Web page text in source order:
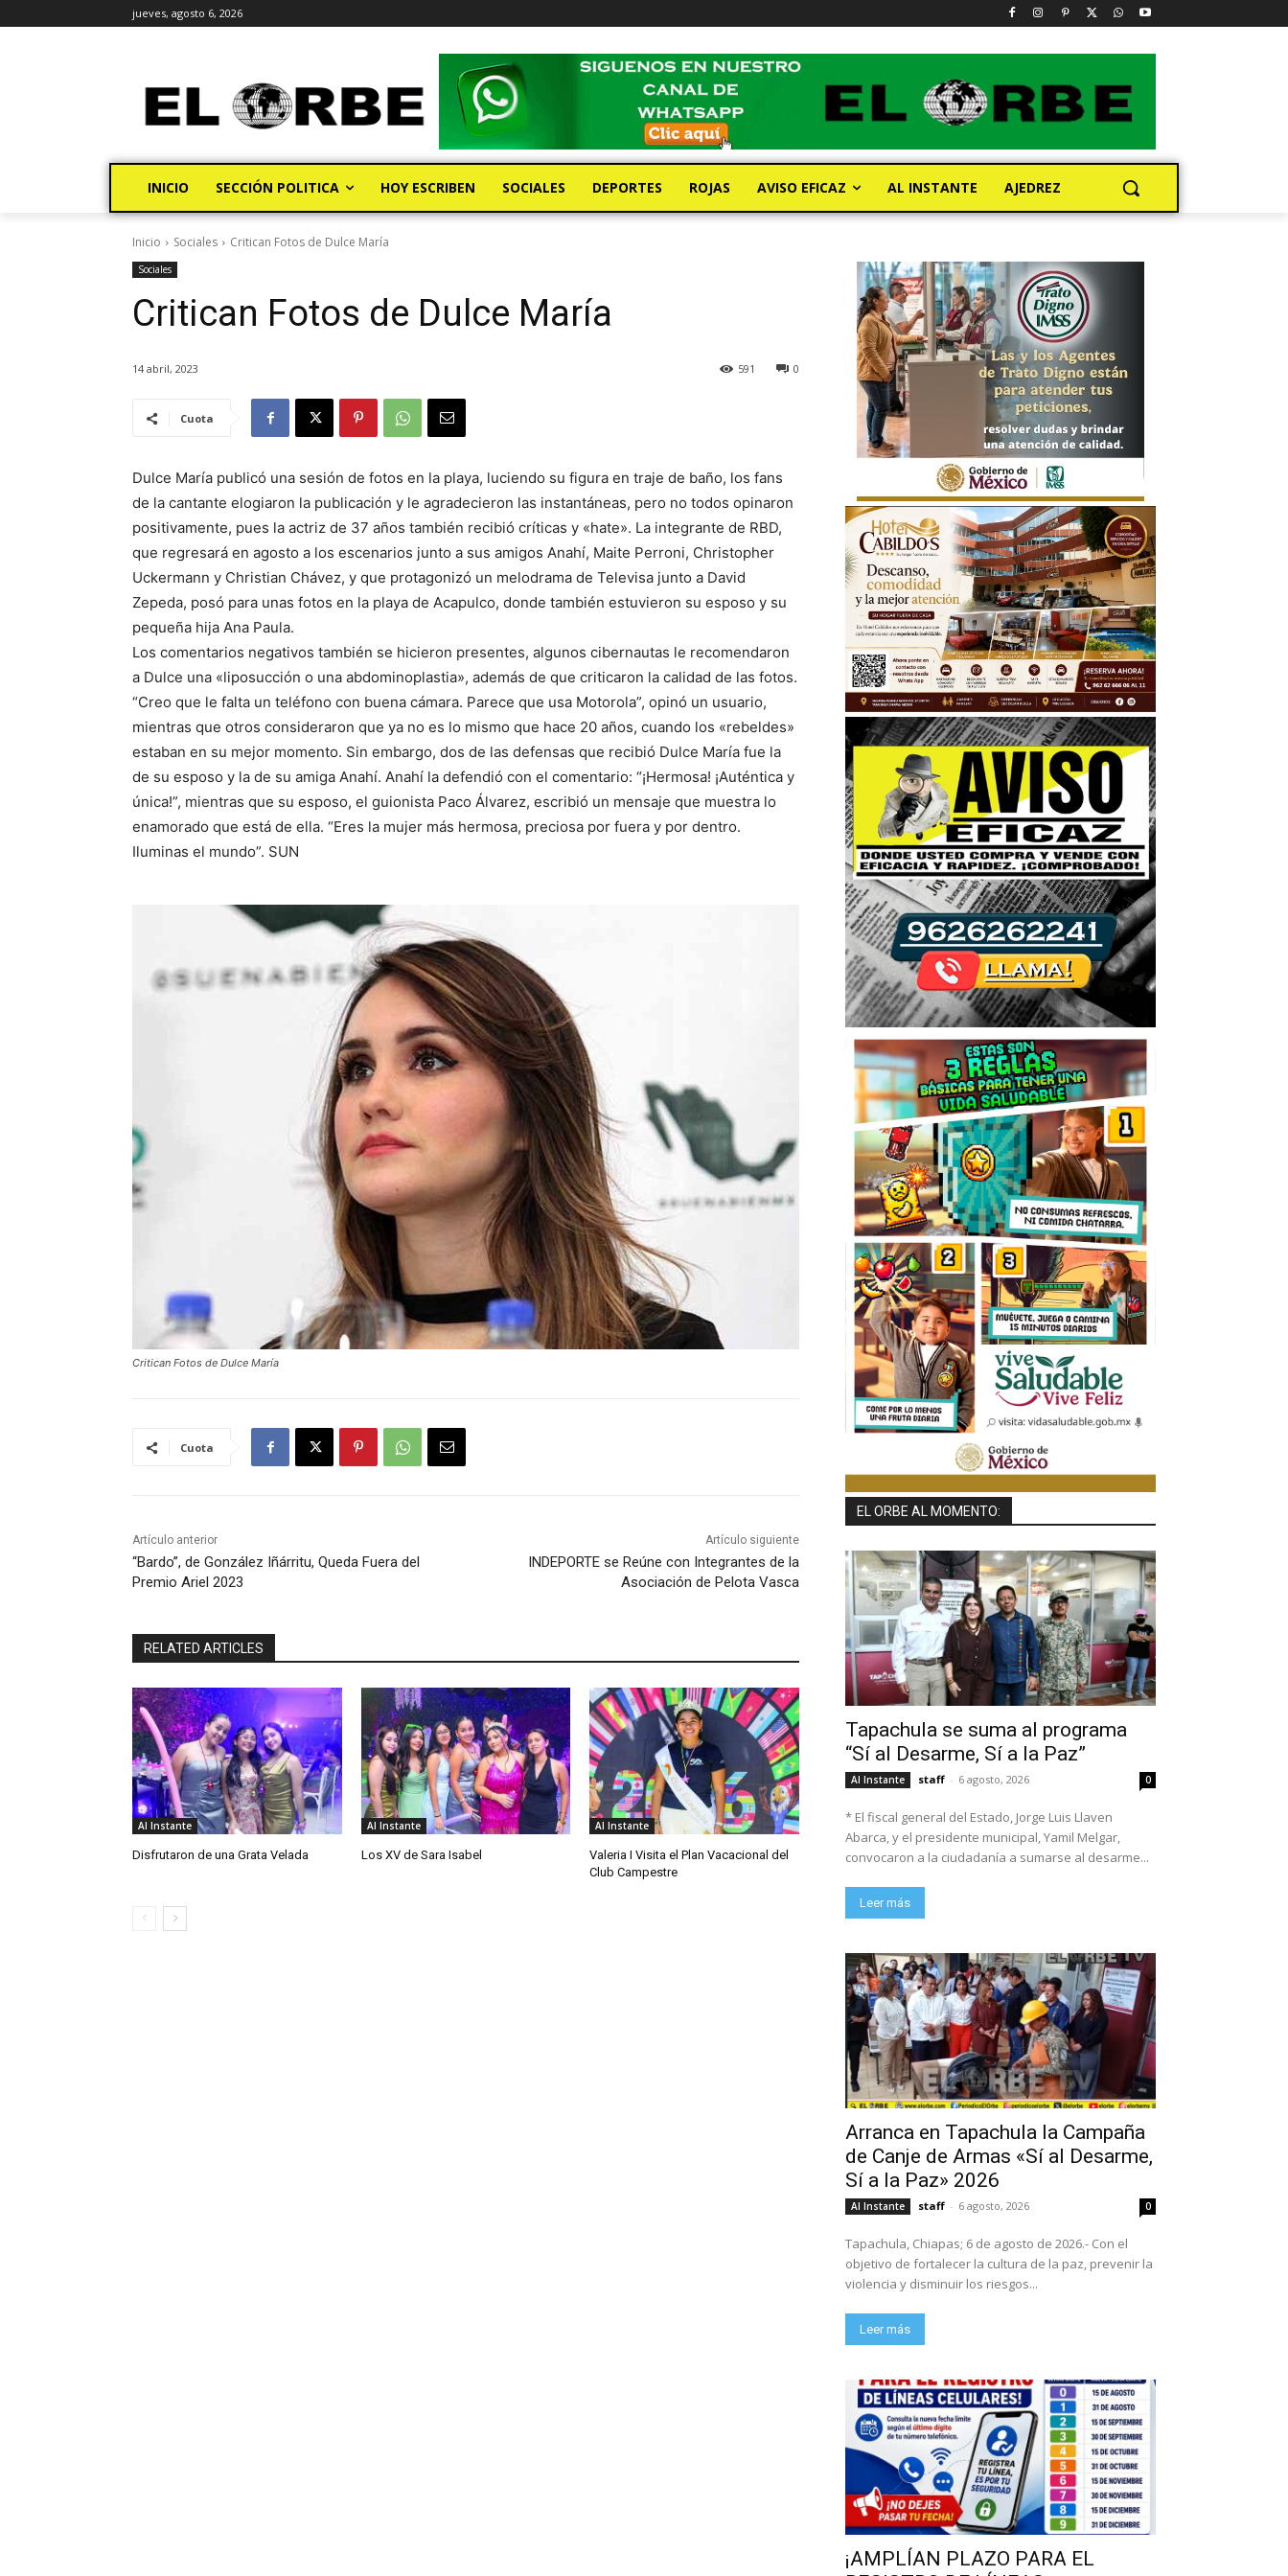
jueves, agosto 6, 2026
INICIO SECCIÓN POLITICA HOY ESCRIBEN SOCIALES DEPORTES ROJAS AVISO EFICAZ AL INSTANTE AJEDREZ
Inicio Sociales Critican Fotos de Dulce María
Sociales
Critican Fotos de Dulce María
14 abril, 2023 0
591
Cuota
Dulce María publicó una sesión de fotos en la playa, luciendo su figura en traje de baño, los fans
de la cantante elogiaron la publicación y le agradecieron las instantáneas, pero no todos opinaron
positivamente, pues la actriz de 37 años también recibió críticas y «hate». La integrante de RBD,
que regresará en agosto a los escenarios junto a sus amigos Anahí, Maite Perroni, Christopher
Uckermann y Christian Chávez, y que protagonizó un melodrama de Televisa junto a David
Zepeda, posó para unas fotos en la playa de Acapulco, donde también estuvieron su esposo y su
pequeña hija Ana Paula.
Los comentarios negativos también se hicieron presentes, algunos cibernautas le recomendaron
a Dulce una «liposucción o una abdominoplastia», además de que criticaron la calidad de las fotos.
“Creo que le falta un teléfono con buena cámara. Parece que usa Motorola”, opinó un usuario,
mientras que otros consideraron que ya no es lo mismo que hace 20 años, cuando los «rebeldes»
estaban en su mejor momento. Sin embargo, dos de las defensas que recibió Dulce María fue la
de su esposo y la de su amiga Anahí. Anahí la defendió con el comentario: “¡Hermosa! ¡Auténtica y
única!”, mientras que su esposo, el guionista Paco Álvarez, escribió un mensaje que muestra lo
enamorado que está de ella. “Eres la mujer más hermosa, preciosa por fuera y por dentro.
Iluminas el mundo”. SUN
Critican Fotos de Dulce María
Cuota
Artículo anterior
“Bardo”, de González Iñárritu, Queda Fuera del
Premio Ariel 2023
Artículo siguiente
INDEPORTE se Reúne con Integrantes de la
Asociación de Pelota Vasca
RELATED ARTICLES
Al Instante
Disfrutaron de una Grata Velada
Al Instante
Los XV de Sara Isabel
Al Instante
Valeria I Visita el Plan Vacacional del
Club Campestre
EL ORBE AL MOMENTO:
Tapachula se suma al programa
“Sí al Desarme, Sí a la Paz”
Al Instante staff - 6 agosto, 2026 0
* El fiscal general del Estado, Jorge Luis Llaven
Abarca, y el presidente municipal, Yamil Melgar,
convocaron a la ciudadanía a sumarse al desarme...
Leer más
Arranca en Tapachula la Campaña
de Canje de Armas «Sí al Desarme,
Sí a la Paz» 2026
Al Instante staff - 6 agosto, 2026 0
Tapachula, Chiapas; 6 de agosto de 2026.- Con el
objetivo de fortalecer la cultura de la paz, prevenir la
violencia y disminuir los riesgos...
Leer más
¡AMPLÍAN PLAZO PARA EL